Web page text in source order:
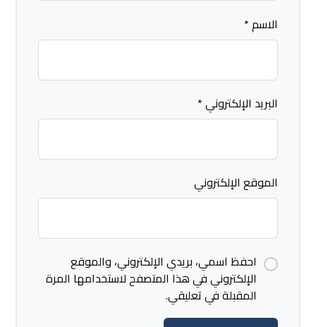
الاسم*
البريد الإلكتروني*
الموقع الإلكتروني
احفظ اسمي، بريدي الإلكتروني، والموقع
الإلكتروني في هذا المتصفح لاستخدامها المرة
المقبلة في تعليقي.